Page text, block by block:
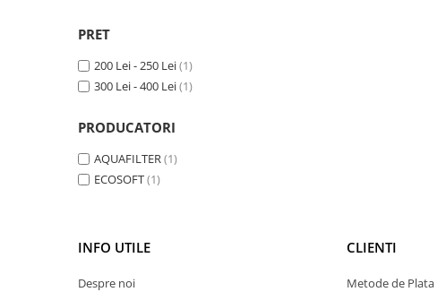
Sisteme cu flux direct
Sisteme profesionale
Statii automate
Deferizare cu BIRM
Eliminare nitriti / nitrati
PRET
200 Lei - 250 Lei(1)
300 Lei - 400 Lei(1)
PRODUCATORI
AQUAFILTER(1)
ECOSOFT(1)
INFO UTILE
Despre noi
CLIENTI
Metode de Plata